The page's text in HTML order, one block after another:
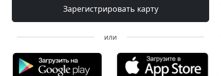
Зарегистрировать карту
или